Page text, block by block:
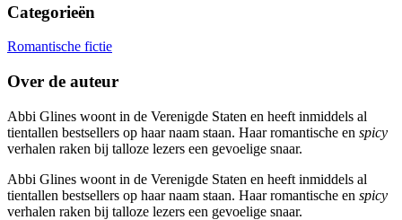
Categorieën
Romantische fictie
Over de auteur
Abbi Glines woont in de Verenigde Staten en heeft inmiddels al
tientallen bestsellers op haar naam staan. Haar romantische en spicy
verhalen raken bij talloze lezers een gevoelige snaar.
Abbi Glines woont in de Verenigde Staten en heeft inmiddels al
tientallen bestsellers op haar naam staan. Haar romantische en spicy
verhalen raken bij talloze lezers een gevoelige snaar.